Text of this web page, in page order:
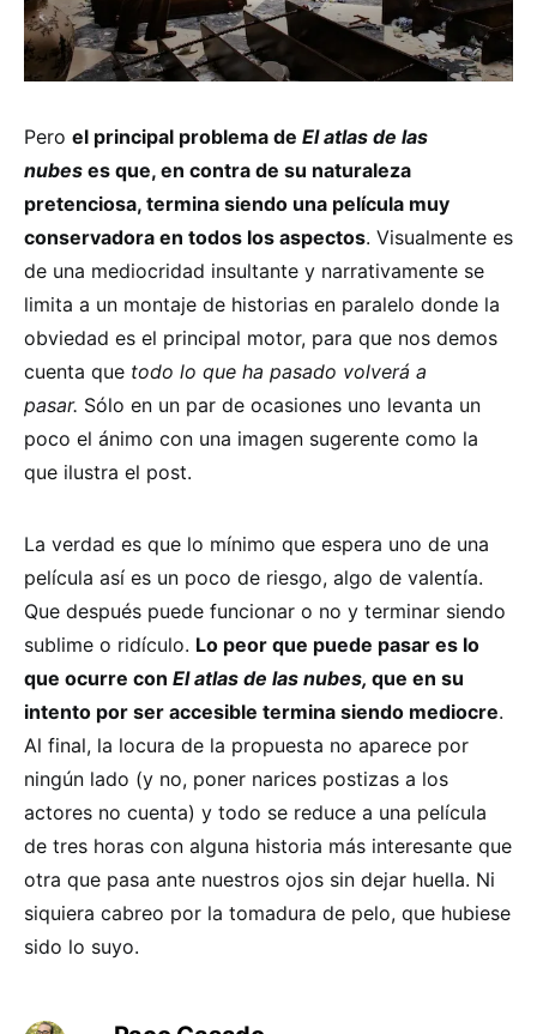
Pero el principal problema de El atlas de las
nubes es que, en contra de su naturaleza
pretenciosa, termina siendo una película muy
conservadora en todos los aspectos. Visualmente es
de una mediocridad insultante y narrativamente se
limita a un montaje de historias en paralelo donde la
obviedad es el principal motor, para que nos demos
cuenta que todo lo que ha pasado volverá a
pasar. Sólo en un par de ocasiones uno levanta un
poco el ánimo con una imagen sugerente como la
que ilustra el post.
La verdad es que lo mínimo que espera uno de una
película así es un poco de riesgo, algo de valentía.
Que después puede funcionar o no y terminar siendo
sublime o ridículo. Lo peor que puede pasar es lo
que ocurre con El atlas de las nubes, que en su
intento por ser accesible termina siendo mediocre.
Al final, la locura de la propuesta no aparece por
ningún lado (y no, poner narices postizas a los
actores no cuenta) y todo se reduce a una película
de tres horas con alguna historia más interesante que
otra que pasa ante nuestros ojos sin dejar huella. Ni
siquiera cabreo por la tomadura de pelo, que hubiese
sido lo suyo.